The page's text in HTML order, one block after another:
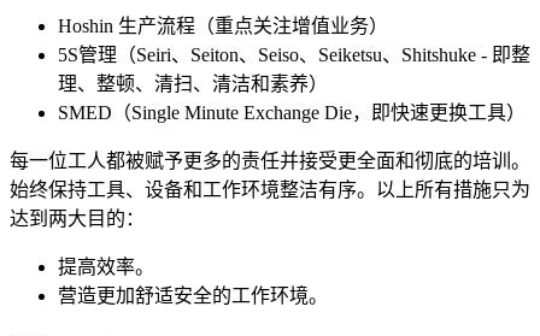
Hoshin 生产流程（重点关注增值业务）
5S管理（Seiri、Seiton、Seiso、Seiketsu、Shitshuke - 即整
理、整顿、清扫、清洁和素养）
SMED（Single Minute Exchange Die，即快速更换工具）
每一位工人都被赋予更多的责任并接受更全面和彻底的培训。
始终保持工具、设备和工作环境整洁有序。以上所有措施只为
达到两大目的：
提高效率。
营造更加舒适安全的工作环境。